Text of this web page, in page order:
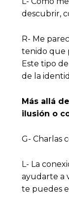
descubrir,
R- Me
tenido que
Este tipo
de la
Más allá
ilusión o
G- Charlas
L- La
ayudarte a
te puedes